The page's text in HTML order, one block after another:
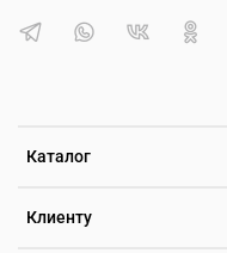
Каталог
Клиенту